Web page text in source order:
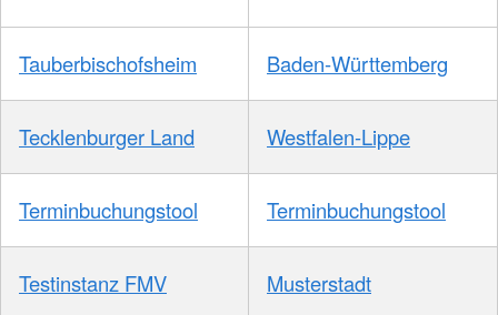
Tauberbischofsheim Baden-Württemberg
Tecklenburger Land Westfalen-Lippe
Terminbuchungstool Terminbuchungstool
Testinstanz FMV Musterstadt